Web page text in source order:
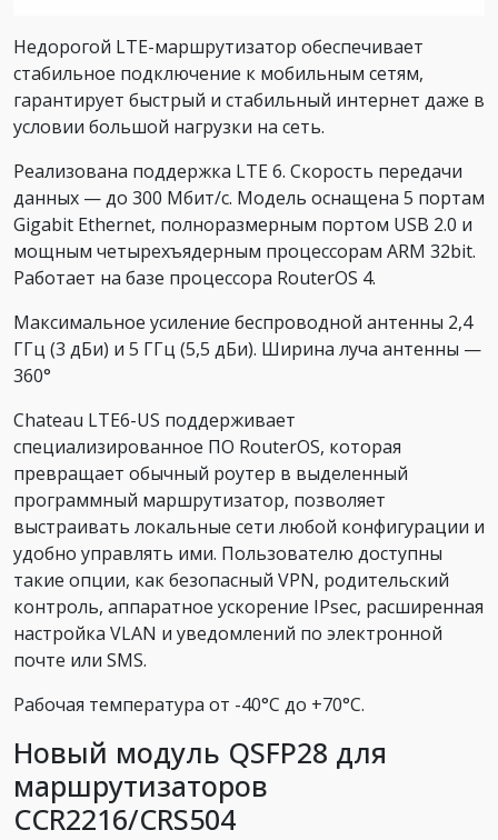
Недорогой LTE-маршрутизатор обеспечивает
стабильное подключение к мобильным сетям,
гарантирует быстрый и стабильный интернет даже в
условии большой нагрузки на сеть.
Реализована поддержка LTE 6. Скорость передачи
данных — до 300 Мбит/с. Модель оснащена 5 портам
Gigabit Ethernet, полноразмерным портом USB 2.0 и
мощным четырехъядерным процессорам ARM 32bit.
Работает на базе процессора RouterOS 4.
Максимальное усиление беспроводной антенны 2,4
ГГц (3 дБи) и 5 ГГц (5,5 дБи). Ширина луча антенны —
360°
Chateau LTE6-US поддерживает
специализированное ПО RouterOS, которая
превращает обычный роутер в выделенный
программный маршрутизатор, позволяет
выстраивать локальные сети любой конфигурации и
удобно управлять ими. Пользователю доступны
такие опции, как безопасный VPN, родительский
контроль, аппаратное ускорение IPsec, расширенная
настройка VLAN и уведомлений по электронной
почте или SMS.
Рабочая температура от -40°C до +70°C.
Новый модуль QSFP28 для
маршрутизаторов
CCR2216/CRS504